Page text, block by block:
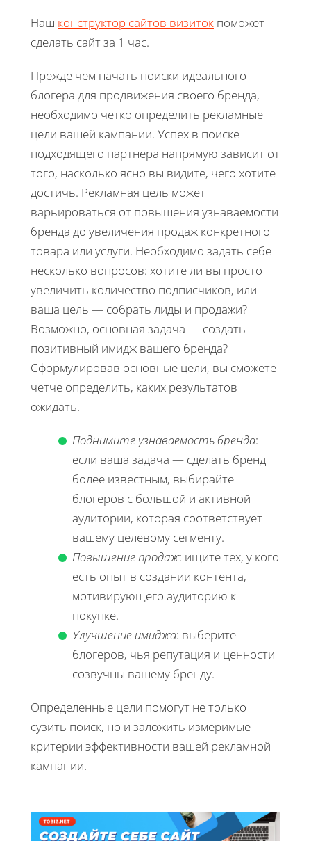
Наш конструктор сайтов визиток поможет
сделать сайт за 1 час.
Прежде чем начать поиски идеального
блогера для продвижения своего бренда,
необходимо четко определить рекламные
цели вашей кампании. Успех в поиске
подходящего партнера напрямую зависит от
того, насколько ясно вы видите, чего хотите
достичь. Рекламная цель может
варьироваться от повышения узнаваемости
бренда до увеличения продаж конкретного
товара или услуги. Необходимо задать себе
несколько вопросов: хотите ли вы просто
увеличить количество подписчиков, или
ваша цель — собрать лиды и продажи?
Возможно, основная задача — создать
позитивный имидж вашего бренда?
Сформулировав основные цели, вы сможете
четче определить, каких результатов
ожидать.
Поднимите узнаваемость бренда:
если ваша задача — сделать бренд
более известным, выбирайте
блогеров с большой и активной
аудитории, которая соответствует
вашему целевому сегменту.
Повышение продаж: ищите тех, у кого
есть опыт в создании контента,
мотивирующего аудиторию к
покупке.
Улучшение имиджа: выберите
блогеров, чья репутация и ценности
созвучны вашему бренду.
Определенные цели помогут не только
сузить поиск, но и заложить измеримые
критерии эффективности вашей рекламной
кампании.